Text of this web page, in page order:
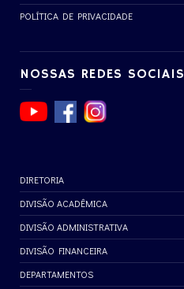
POLÍTICA DE PRIVACIDADE
NOSSAS REDES SOCIAIS
DIRETORIA
DIVISÃO ACADÊMICA
DIVISÃO ADMINISTRATIVA
DIVISÃO FINANCEIRA
DEPARTAMENTOS